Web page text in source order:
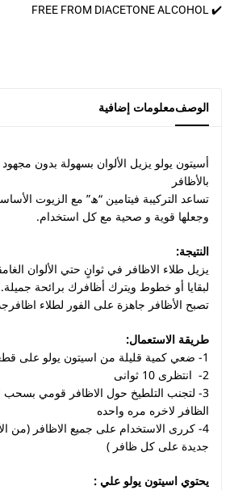
✔️ FREE FROM DIACETONE ALCOHOL
الوصفمعلومات إضافية
أسيتون يولو يزيل الألوان بسهولة بدون
بالأظافر
تساعد التركيبة فيتامين “ھ” مع الزيوت
وجعلها قوية و صحية مع كل استخدام.
النتيجة:
يزيل طلاء الاظافر في ثوانٍ حتي الألوان
لبقايا أو خطوط ويترك أظافرك برائحة جميلة.
تصبح الأظافر جاهزة على الفور لطلاء
طريقة الاستعمال:
1- ضعي كمية قليلة من اسيتون يولو على قطعة قطن.
2- انتظرى 10 ثوانى
3- لتجنب التلطيخ حول الاظافر قومي
الظافر لاخره مره واحده
4- كررى الاستخدام على جميع الاظافر (من
جديدة على كل ظافر )
يحتوي اسيتون يولو علي :